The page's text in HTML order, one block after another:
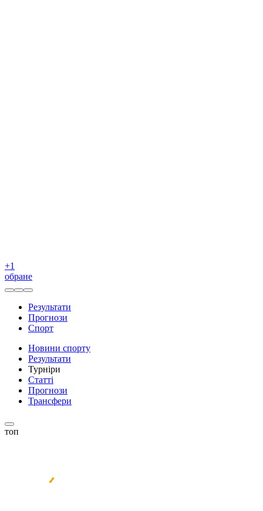
+1
обране
Результати
Прогнози
Спорт
Новини спорту
Результати
Турніри
Статті
Прогнози
Трансфери
топ